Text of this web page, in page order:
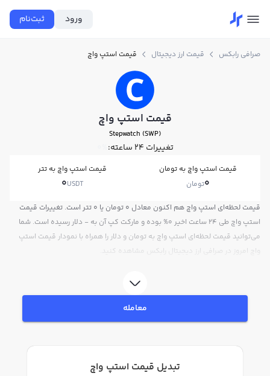
ورود ثبت‌نام
صرافی رابکس قیمت ارز دیجیتال قیمت استپ واچ
قیمت استپ واچ
Stepwatch (SWP)
تغییرات ۲۴ ساعته: 0%
قیمت استپ واچ به تومان
0تومان
قیمت استپ واچ به تتر
0USDT
قیمت لحظه‌ای استپ واچ هم اکنون معادل 0 تومان یا 0 تتر است. تغییرات قیمت
استپ واچ طی 24 ساعت اخیر 0% بوده و مارکت کپ آن به - دلار رسیده است. شما
می‌توانید قیمت لحظه‌ای استپ واچ به تومان و دلار را همراه با نمودار قیمت استپ
واچ امروز در صرافی ارز دیجیتال رابکس مشاهده کنید.
معامله
تبدیل قیمت استپ واچ